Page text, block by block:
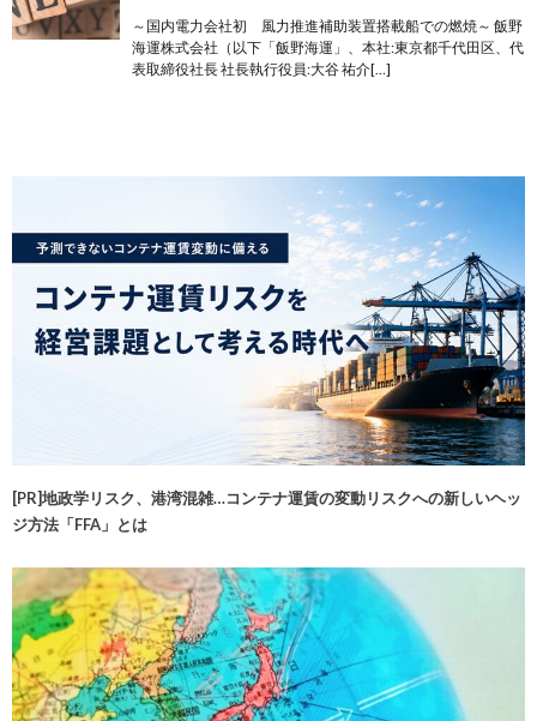
～国内電力会社初 風力推進補助装置搭載船での燃焼～ 飯野
海運株式会社（以下「飯野海運」、本社:東京都千代田区、代
表取締役社長 社長執行役員:大谷 祐介[…]
[PR]地政学リスク、港湾混雑…コンテナ運賃の変動リスクへの新しいヘッ
ジ方法「FFA」とは